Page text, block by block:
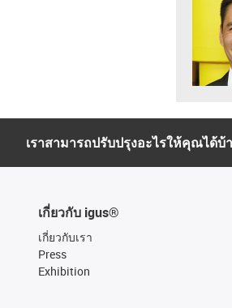
เราสามารถปรับปรุงอะไรให้คุณได้บ้
เกี่ยวกับ igus®
เกี่ยวกับเรา
Press
Exhibition